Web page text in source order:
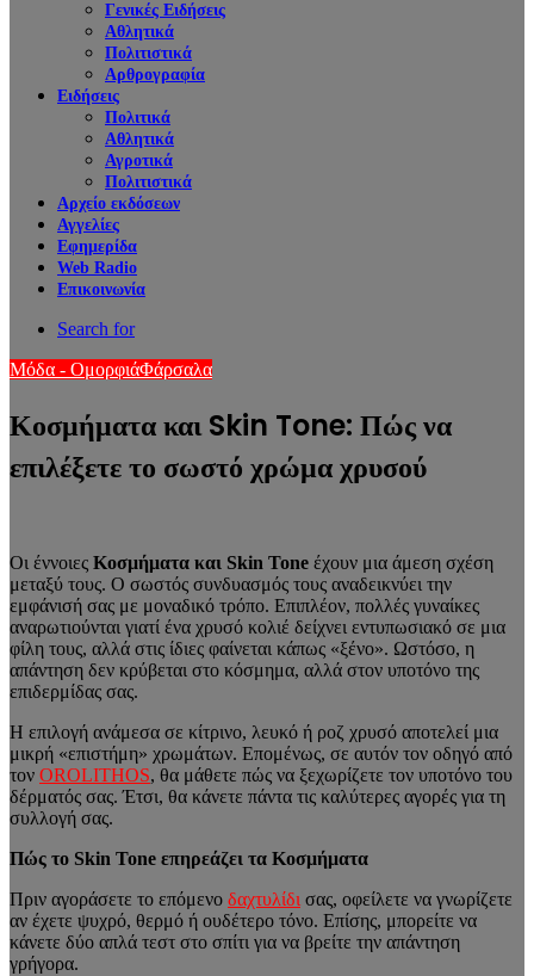
Γενικές Ειδήσεις
Αθλητικά
Πολιτιστικά
Αρθρογραφία
Ειδήσεις
Πολιτικά
Αθλητικά
Αγροτικά
Πολιτιστικά
Αρχείο εκδόσεων
Αγγελίες
Εφημερίδα
Web Radio
Επικοινωνία
Search for
Μόδα - ΟμορφιάΦάρσαλα
Κοσμήματα και Skin Tone: Πώς να
επιλέξετε το σωστό χρώμα χρυσού
Οι έννοιες Κοσμήματα και Skin Tone έχουν μια άμεση σχέση
μεταξύ τους. Ο σωστός συνδυασμός τους αναδεικνύει την
εμφάνισή σας με μοναδικό τρόπο. Επιπλέον, πολλές γυναίκες
αναρωτιούνται γιατί ένα χρυσό κολιέ δείχνει εντυπωσιακό σε μια
φίλη τους, αλλά στις ίδιες φαίνεται κάπως «ξένο». Ωστόσο, η
απάντηση δεν κρύβεται στο κόσμημα, αλλά στον υποτόνο της
επιδερμίδας σας.
Η επιλογή ανάμεσα σε κίτρινο, λευκό ή ροζ χρυσό αποτελεί μια
μικρή «επιστήμη» χρωμάτων. Επομένως, σε αυτόν τον οδηγό από
τον OROLITHOS, θα μάθετε πώς να ξεχωρίζετε τον υποτόνο του
δέρματός σας. Έτσι, θα κάνετε πάντα τις καλύτερες αγορές για τη
συλλογή σας.
Πώς το Skin Tone επηρεάζει τα Κοσμήματα
Πριν αγοράσετε το επόμενο δαχτυλίδι σας, οφείλετε να γνωρίζετε
αν έχετε ψυχρό, θερμό ή ουδέτερο τόνο. Επίσης, μπορείτε να
κάνετε δύο απλά τεστ στο σπίτι για να βρείτε την απάντηση
γρήγορα.